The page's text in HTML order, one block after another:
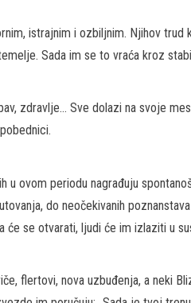
istrajnim i ozbiljnim. Njihov trud
Sada im se to vraća kroz
zdravlje… Sve dolazi na svoje
u ovom periodu nagrađuju
do neočekivanih
se otvarati, ljudi će im izlaziti u
flertovi, nova uzbuđenja, a neki